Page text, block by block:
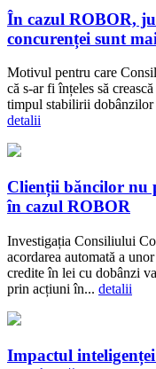
În cazul ROBOR,
concurenței sunt
Motivul pentru care
că s-ar fi înțeles să
timpul stabilirii
detalii
Clienții băncilor nu
în cazul ROBOR
Investigația Consiliului
acordarea automată a
credite în lei cu dobânzi
prin acțiuni în... detalii
Impactul